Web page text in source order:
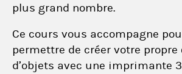
plus grand nombre.
Ce cours vous accompagne
permettre de créer votre propre
d’objets avec une imprimante